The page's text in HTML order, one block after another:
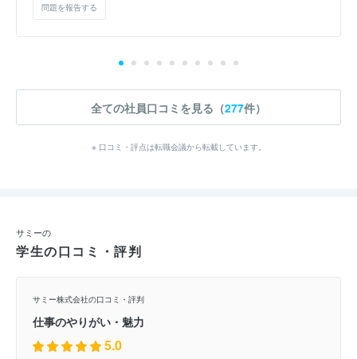
問題を報告する
全ての社員口コミを見る（277件）
※ 口コミ・評点は転職会議から転載しています。
サミーの
学生の口コミ・評判
サミー株式会社の口コミ・評判
仕事のやりがい・魅力
5.0